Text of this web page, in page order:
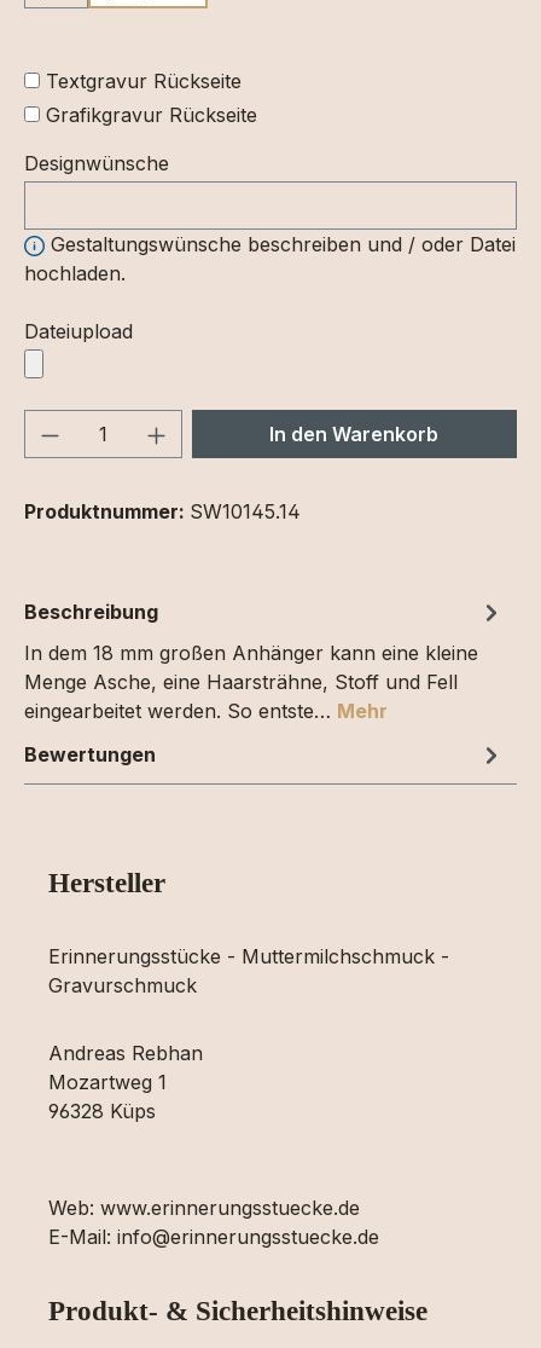
Textgravur Rückseite
Grafikgravur Rückseite
Designwünsche
Gestaltungswünsche beschreiben und / oder Datei
hochladen.
Dateiupload
Produkt Anzahl: Gib denIn den Warenkorb
Produktnummer: SW10145.14
Beschreibung
In dem 18 mm großen Anhänger kann eine kleine
Menge Asche, eine Haarsträhne, Stoff und Fell
eingearbeitet werden. So entste… Mehr
Bewertungen
Hersteller
Erinnerungsstücke - Muttermilchschmuck -
Gravurschmuck
Andreas Rebhan
Mozartweg 1
96328 Küps
Web: www.erinnerungsstuecke.de
E-Mail: info@erinnerungsstuecke.de
Produkt- & Sicherheitshinweise